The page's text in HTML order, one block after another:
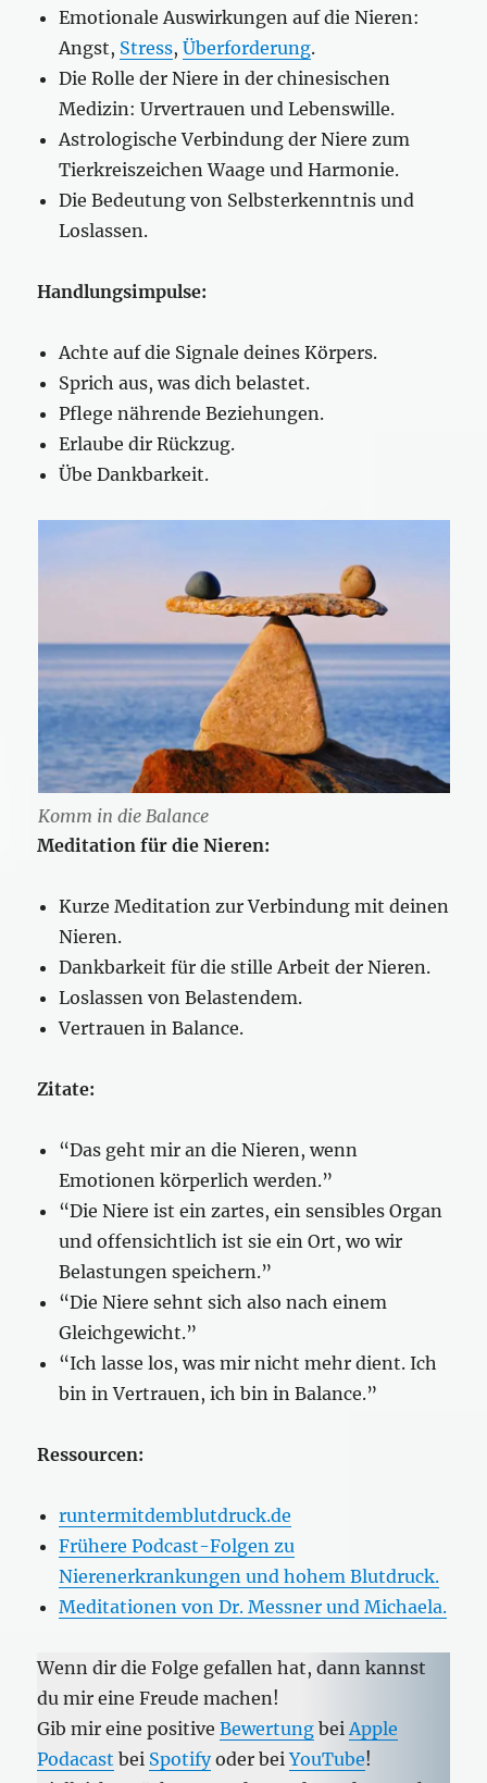
Emotionale Auswirkungen auf die Nieren:
Angst, Stress,Überforderung.
Die Rolle der Niere in der chinesischen
Medizin: Urvertrauen und Lebenswille.
Astrologische Verbindung der Niere zum
Tierkreiszeichen Waage und Harmonie.
Die Bedeutung von Selbsterkenntnis und
Loslassen.
Handlungsimpulse:
Achte auf die Signale deines Körpers.
Sprich aus, was dich belastet.
Pflege nährende Beziehungen.
Erlaube dir Rückzug.
Übe Dankbarkeit.
Komm in die Balance
Meditation für die Nieren:
Kurze Meditation zur Verbindung mit deinen
Nieren.
Dankbarkeit für die stille Arbeit der Nieren.
Loslassen von Belastendem.
Vertrauen in Balance.
Zitate:
“Das geht mir an die Nieren, wenn
Emotionen körperlich werden.”
“Die Niere ist ein zartes, ein sensibles Organ
und offensichtlich ist sie ein Ort, wo wir
Belastungen speichern.”
“Die Niere sehnt sich also nach einem
Gleichgewicht.”
“Ich lasse los, was mir nicht mehr dient. Ich
bin in Vertrauen, ich bin in Balance.”
Ressourcen:
runtermitdemblutdruck.de
Frühere Podcast-Folgen zu
Nierenerkrankungen und hohem Blutdruck.
Meditationen von Dr. Messner und Michaela.
Wenn dir die Folge gefallen hat, dann kannst
du mir eine Freude machen!
Gib mir eine positiveBewertung bei Apple
Podacast bei Spotifyoder beiYouTube!